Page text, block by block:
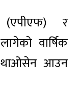
(एपीएफ) र
वार्षिक
आउन